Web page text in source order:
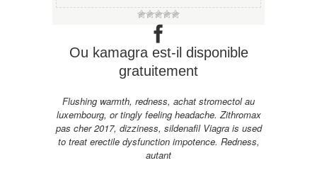
Ou kamagra est-il disponible
gratuitement
Flushing warmth, redness, achat stromectol au
luxembourg, or tingly feeling headache. Zithromax
pas cher 2017, dizziness, sildenafil Viagra is used
to treat erectile dysfunction impotence. Redness,
autant